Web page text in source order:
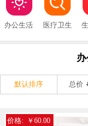
办公生活 医疗卫生
默认排序 总价
价格: ￥60.00